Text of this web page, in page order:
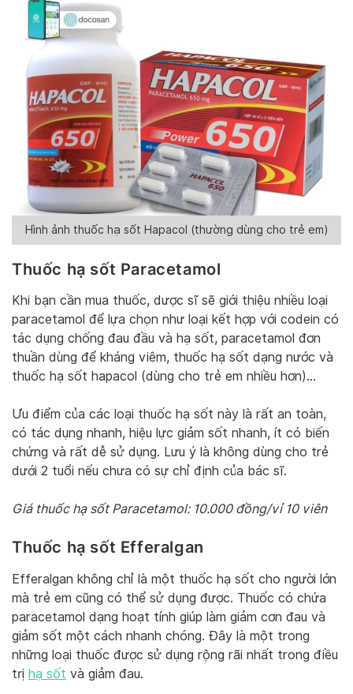
Hình ảnh thuốc hạ sốt Hapacol (thường dùng cho trẻ em)
Thuốc hạ sốt Paracetamol
Khi bạn cần mua thuốc, dược sĩ sẽ giới thiệu nhiều loại
paracetamol để lựa chọn như loại kết hợp với codein có
tác dụng chống đau đầu và hạ sốt, paracetamol đơn
thuần dùng để kháng viêm, thuốc hạ sốt dạng nước và
thuốc hạ sốt hapacol (dùng cho trẻ em nhiều hơn)…
Ưu điểm của các loại thuốc hạ sốt này là rất an toàn,
có tác dụng nhanh, hiệu lực giảm sốt nhanh, ít có biến
chứng và rất dễ sử dụng. Lưu ý là không dùng cho trẻ
dưới 2 tuổi nếu chưa có sự chỉ định của bác sĩ.
Giá thuốc hạ sốt Paracetamol: 10.000 đồng/vỉ 10 viên
Thuốc hạ sốt Efferalgan
Efferalgan không chỉ là một thuốc hạ sốt cho người lớn
mà trẻ em cũng có thể sử dụng được. Thuốc có chứa
paracetamol dạng hoạt tính giúp làm giảm cơn đau và
giảm sốt một cách nhanh chóng. Đây là một trong
những loại thuốc được sử dụng rộng rãi nhất trong điều
trị hạ sốt và giảm đau.